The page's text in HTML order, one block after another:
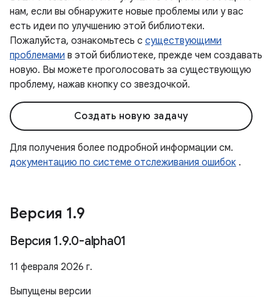
нам, если вы обнаружите новые проблемы или у вас
есть идеи по улучшению этой библиотеки.
Пожалуйста, ознакомьтесь с существующими
проблемами в этой библиотеке, прежде чем создавать
новую. Вы можете проголосовать за существующую
проблему, нажав кнопку со звездочкой.
Создать новую задачу
Для получения более подробной информации см.
документацию по системе отслеживания ошибок .
Версия 1.9
Версия 1.9.0-alpha01
11 февраля 2026 г.
Выпущены версии